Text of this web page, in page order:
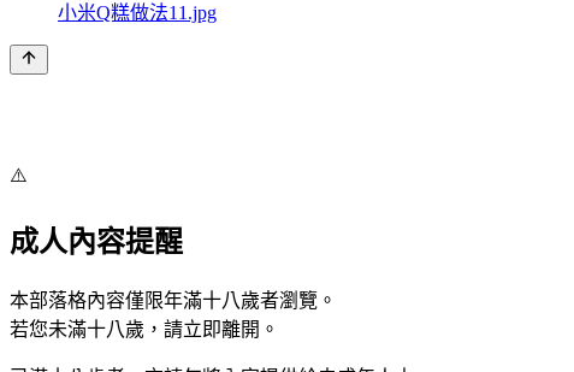
小米Q糕做法11.jpg
⚠️
成人內容提醒
本部落格內容僅限年滿十八歲者瀏覽。
若您未滿十八歲，請立即離開。